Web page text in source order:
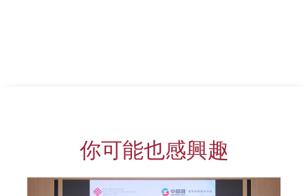
你可能也感興趣